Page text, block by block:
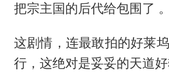
把宗主国的后代给包围了 。
这剧情，连最敢拍的好莱
行，这绝对是妥妥的天道好